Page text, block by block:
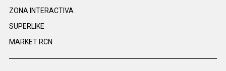
ZONA INTERACTIVA
SUPERLIKE
MARKET RCN